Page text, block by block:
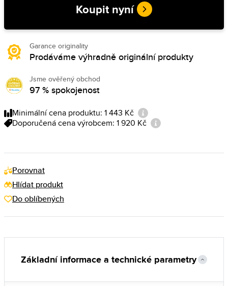
Koupit nyní
Garance originality
Prodáváme výhradně originální produkty
Jsme ověřený obchod
97 % spokojenost
Minimální cena produktu: 1 443 Kč
Doporučená cena výrobcem: 1 920 Kč
Porovnat
Hlídat produkt
Do oblíbených
Základní informace a technické parametry